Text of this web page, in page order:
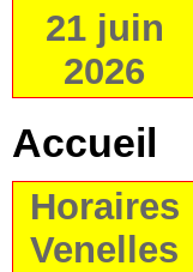
21 juin
2026
Accueil
Horaires
Venelles